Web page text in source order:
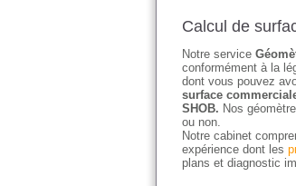
Calcul de
Notre service
conformément à la
dont vous pouvez
surface
SHOB. Nos
ou non.
Notre cabinet
expérience dont les
plans et diagnostic